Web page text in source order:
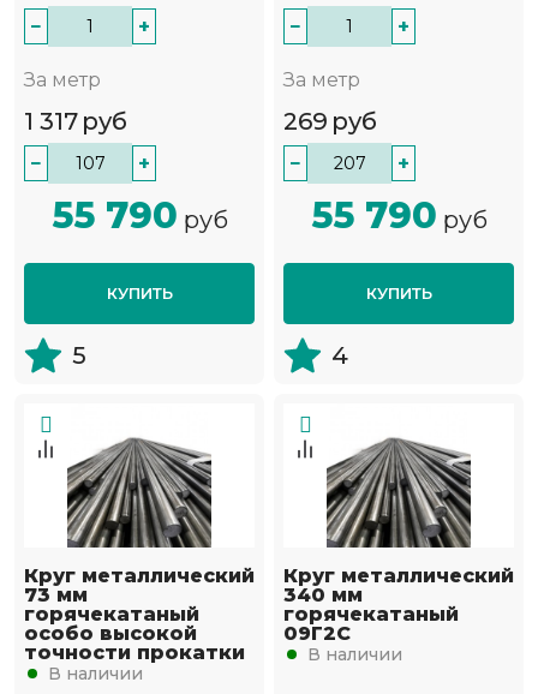
− +
За метр
1 317 руб
− +
55 790 руб
КУПИТЬ
5
− +
За метр
269 руб
− +
55 790 руб
КУПИТЬ
4
Круг металлический
73 мм
горячекатаный
особо высокой
точности прокатки
В наличии
Круг металлический
340 мм
горячекатаный
09Г2С
В наличии